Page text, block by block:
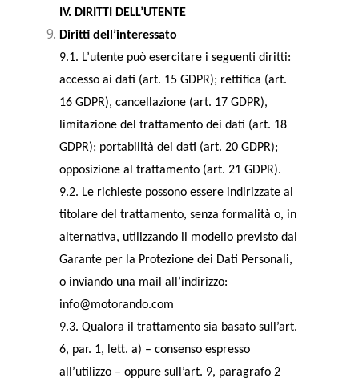
IV. DIRITTI DELL’UTENTE
Diritti dell’interessato
9.1. L’utente può esercitare i seguenti diritti:
accesso ai dati (art. 15 GDPR); rettifica (art.
16 GDPR), cancellazione (art. 17 GDPR),
limitazione del trattamento dei dati (art. 18
GDPR); portabilità dei dati (art. 20 GDPR);
opposizione al trattamento (art. 21 GDPR).
9.2. Le richieste possono essere indirizzate al
titolare del trattamento, senza formalità o, in
alternativa, utilizzando il modello previsto dal
Garante per la Protezione dei Dati Personali,
o inviando una mail all’indirizzo:
info@motorando.com
9.3. Qualora il trattamento sia basato sull’art.
6, par. 1, lett. a) – consenso espresso
all’utilizzo – oppure sull’art. 9, paragrafo 2